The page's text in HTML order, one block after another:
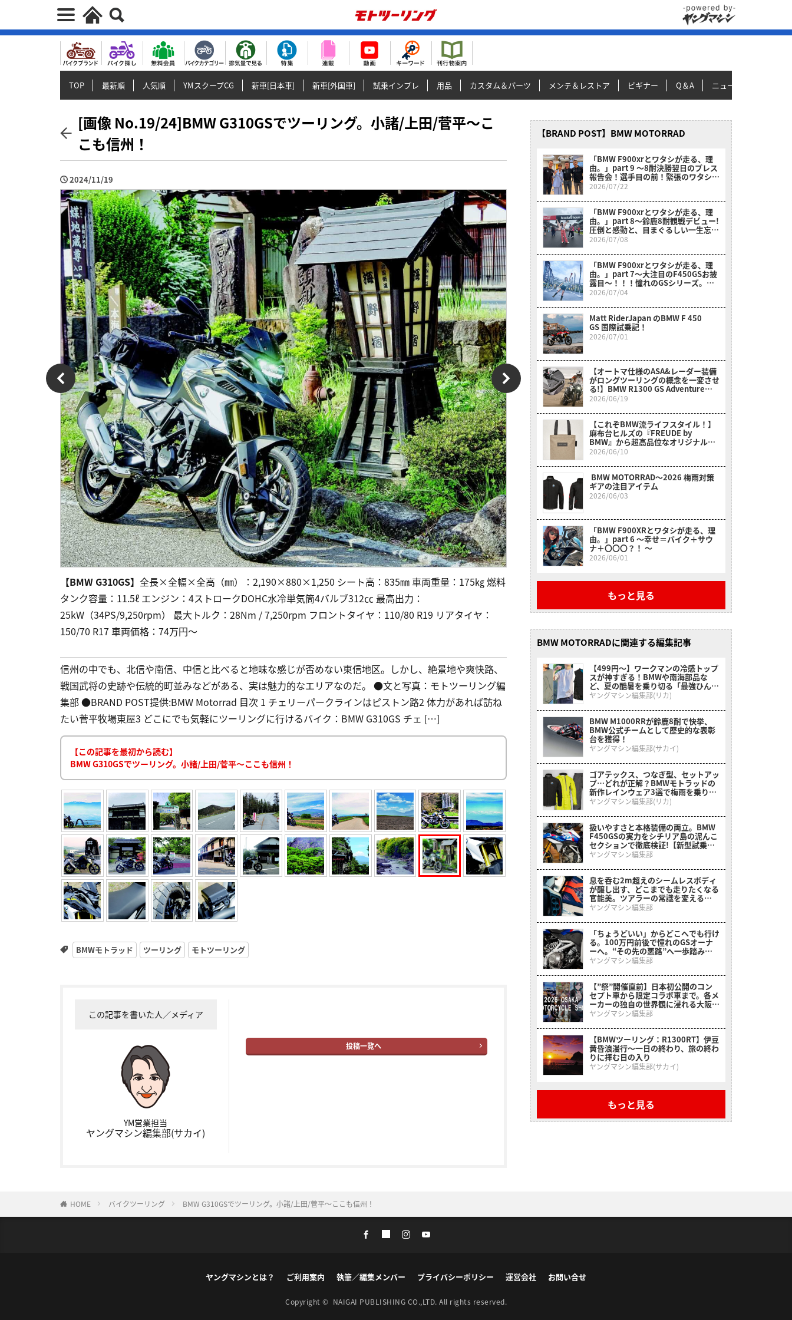
TOP 最新順 人気順 YMスクープCG 新車[日本車] 新車[外国車] 試乗インプレ 用品 カスタム＆パーツ メンテ＆レストア ビギナー Q＆A ニュース＆トピックス
[画像 No.19/24]BMW G310GSでツーリング。小諸/上田/菅平〜こ
こも信州！
2024/11/19
【BMW G310GS】 全長×全幅×全高（㎜）：2,190×880×1,250 シート高：835㎜ 車両重量：175㎏ 燃料
タンク容量：11.5ℓ エンジン：4ストロークDOHC水冷単気筒4バルブ312㏄ 最高出力：
25kW（34PS/9,250rpm） 最大トルク：28Nm / 7,250rpm フロントタイヤ：110/80 R19 リアタイヤ：
150/70 R17 車両価格：74万円～
信州の中でも、北信や南信、中信と比べると地味な感じが否めない東信地区。しかし、絶景地や爽快路、
戦国武将の史跡や伝統的町並みなどがある、実は魅力的なエリアなのだ。 ●文と写真：モトツーリング編
集部 ●BRAND POST提供:BMW Motorrad 目次 1 チェリーパークラインはピストン路2 体力があれば訪ね
たい菅平牧場東屋3 どこにでも気軽にツーリングに行けるバイク：BMW G310GS チェ […]
【この記事を最初から読む】
BMW G310GSでツーリング。小諸/上田/菅平〜ここも信州！
BMWモトラッド ツーリング モトツーリング
この記事を書いた人／メディア
YM営業担当
ヤングマシン編集部(サカイ)
投稿一覧へ
【BRAND POST】BMW MOTORRAD
「BMW F900xrとワタシが走る、理
由。」part 9 〜8耐決勝翌日のプレス
報告会！選手目の前！緊張のワタシ！
不思議！〜
2026/07/22
「BMW F900xrとワタシが走る、理
由。」part 8〜鈴鹿8耐観戦デビュー!
圧倒と感動と、目まぐるしい一生忘れ
られない1日〜
2026/07/08
「BMW F900xrとワタシが走る、理
由。」part 7～大注目のF450GSお披
露目～！！！憧れのGSシリーズ。女
性、小柄さん、リターンライダーさん
も〇〇のおかげでスイスイ乗れそう
だ？！～
2026/07/04
Matt RiderJapan のBMW F 450
GS 国際試乗記！
2026/07/01
【オートマ仕様のASA&レーダー装備
がロングツーリングの概念を一変させ
る!】BMW R1300 GS Adventure
Touring ASA試乗レポート
2026/06/19
【これぞBMW流ライフスタイル！】
麻布台ヒルズの『FREUDE by
BMW』から超高品位なオリジナルア
イテムが新登場！
2026/06/10
BMW MOTORRAD〜2026 梅雨対策
ギアの注目アイテム
2026/06/03
「BMW F900XRとワタシが走る、理
由。」part 6 〜幸せ＝バイク＋サウ
ナ＋〇〇〇？！ 〜
2026/06/01
もっと見る
BMW MOTORRADに関連する編集記事
【499円〜】ワークマンの冷感トップ
スが神すぎる！BMWや南海部品な
ど、夏の酷暑を乗り切る「最強ひんや
りインナー」特集
ヤングマシン編集部(リカ)
BMW M1000RRが鈴鹿8耐で快挙、
BMW公式チームとして歴史的な表彰
台を獲得！
ヤングマシン編集部(サカイ)
ゴアテックス、つなぎ型、セットアッ
プ…どれが正解？BMWモトラッドの
新作レインウェア3選で梅雨を乗り切
る
ヤングマシン編集部(リカ)
扱いやすさと本格装備の両立。BMW
F450GSの実力をシチリア島の泥んこ
セクションで徹底検証!【新型試乗イ
ンプレ】
ヤングマシン編集部
息を呑む2m超えのシームレスボディ
が醸し出す、どこまでも走りたくなる
官能美。ツアラーの常識を変える
BMWの直6コンセプト「Vision
ヤングマシン編集部
「ちょうどいい」からどこへでも行け
る。100万円前後で憧れのGSオーナ
ーへ。“その先の悪路”へ一歩踏み出
させてくれるミドルアドベンチャーが
ヤングマシン編集部
【”祭”開催直前】日本初公開のコン
セプト車から限定コラボ車まで。各メ
ーカーの独自の世界観に浸れる大阪モ
ーターサイクルショーまとめ
ヤングマシン編集部
【BMWツーリング：R1300RT】伊豆
黄昏浪漫行〜一日の終わり、旅の終わ
りに拝む日の入り
ヤングマシン編集部(サカイ)
もっと見る
HOME バイクツーリング BMW G310GSでツーリング。小諸/上田/菅平〜ここも信州！
ヤングマシンとは？ ご利用案内 執筆／編集メンバー プライバシーポリシー 運営会社 お問い合せ
Copyright © NAIGAI PUBLISHING CO.,LTD. All rights reserved.